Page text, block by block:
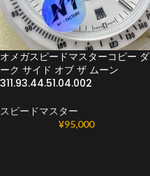
オメガスピードマスターコピー ダ
ーク サイド オブ ザ ムーン
311.93.44.51.04.002
スピードマスター
¥95,000